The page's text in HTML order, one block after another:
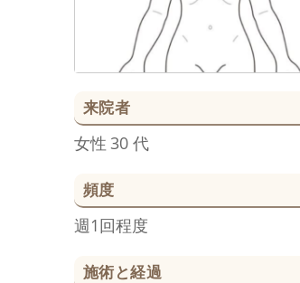
来院者
女性 30 代
頻度
週1回程度
施術と経過